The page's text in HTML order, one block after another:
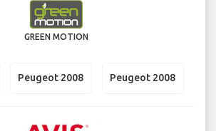
GREEN MOTION
Peugeot 2008 Peugeot 2008